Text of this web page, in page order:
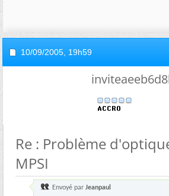
10/09/2005, 19h59
Re : Problème
MPSI
Envoyé par Jeanpaul